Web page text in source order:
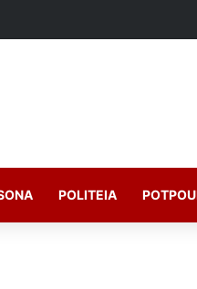
POLITEIA